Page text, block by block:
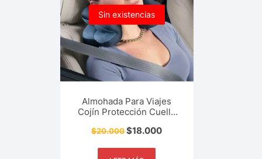
Sin existencias
Almohada Para Viajes
Cojín Protección Cuello
Zona Cervical
$20.000$18.000